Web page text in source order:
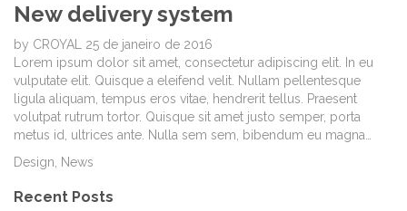
New delivery system
by CROYAL 25 de janeiro de 2016
Lorem ipsum dolor sit amet, consectetur adipiscing elit. In eu
vulputate elit. Quisque a eleifend velit. Nullam pellentesque
ligula aliquam, tempus eros vitae, hendrerit tellus. Praesent
volutpat rutrum tortor. Quisque sit amet justo semper, porta
metus id, ultrices ante. Nulla sem sem, bibendum eu magna…
Design
News
Recent Posts